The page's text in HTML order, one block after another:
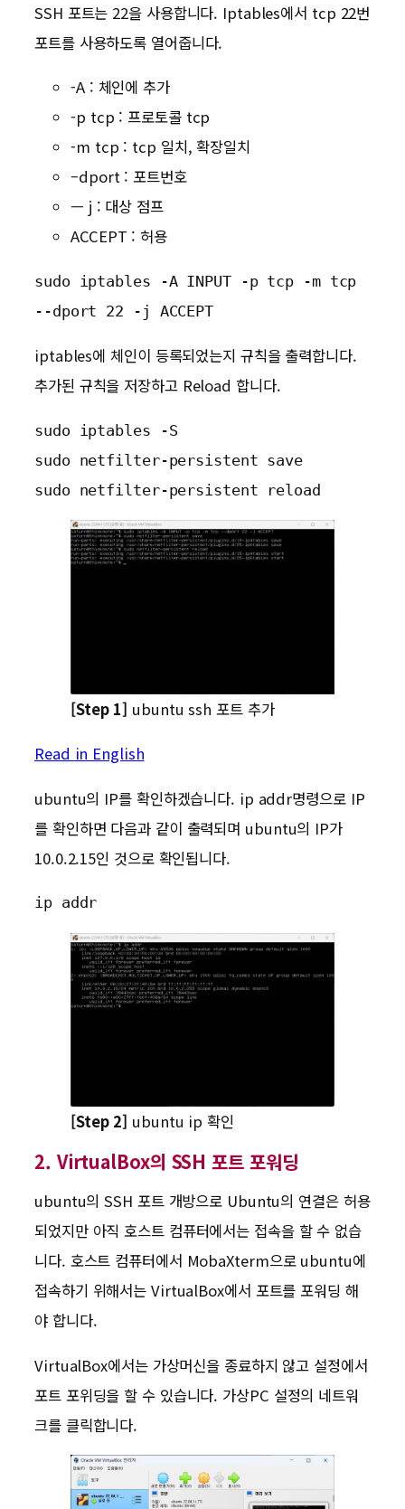
SSH 포트는 22을 사용합니다. Iptables에서 tcp 22번
포트를 사용하도록 열어줍니다.
-A : 체인에 추가
-p tcp : 프로토콜 tcp
-m tcp : tcp 일치, 확장일치
–dport : 포트번호
— j : 대상 점프
ACCEPT : 허용
sudo iptables -A INPUT -p tcp -m tcp
--dport 22 -j ACCEPT
iptables에 체인이 등록되었는지 규칙을 출력합니다.
추가된 규칙을 저장하고 Reload 합니다.
sudo iptables -S
sudo netfilter-persistent save
sudo netfilter-persistent reload
[Step 1] ubuntu ssh 포트 추가
Read in English
ubuntu의 IP를 확인하겠습니다. ip addr명령으로 IP
를 확인하면 다음과 같이 출력되며 ubuntu의 IP가
10.0.2.15인 것으로 확인됩니다.
ip addr
[Step 2] ubuntu ip 확인
2. VirtualBox의 SSH 포트 포워딩
ubuntu의 SSH 포트 개방으로 Ubuntu의 연결은 허용
되었지만 아직 호스트 컴퓨터에서는 접속을 할 수 없습
니다. 호스트 컴퓨터에서 MobaXterm으로 ubuntu에
접속하기 위해서는 VirtualBox에서 포트를 포워딩 해
야 합니다.
VirtualBox에서는 가상머신을 종료하지 않고 설정에서
포트 포위딩을 할 수 있습니다. 가상PC 설정의 네트워
크를 클릭합니다.